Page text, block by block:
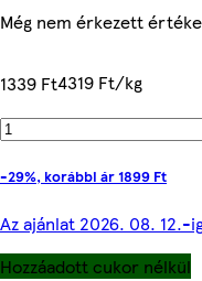
Még nem érkezett
1339 Ft4319 Ft/kg
-29%, korábbi ár 1899 Ft
Az ajánlat 2026. 08. 12.-
Hozzáadott cukor nélkül